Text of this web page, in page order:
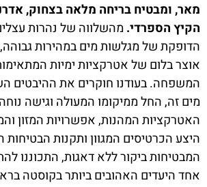
מאר, ומבטיח בריחה מלאה בצחוק,
הקיץ הספרדי. מהשלווה של נהרות
אוצר בלום של אטרקציות ימיות
המשפחה. בעודנו חוקרים את ההיבטים
מים זה, החל ממיקומו המעולה וגישה
האטרקציות המהנות, אפשרויות המזון
היצע הכרטיסים המגוון ותקנות הבטיחות
המבטיחות ביקור ללא דאגות, התכוננו
אחד היעדים האהובים ביותר בקוסטה